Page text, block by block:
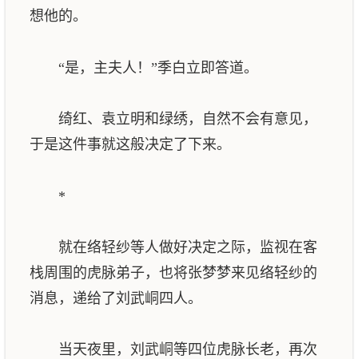
想他的。
“是，主夫人！”季白立即答道。
绮红、袁立明和绿绣，自然不会有意见，
于是这件事就这般决定了下来。
*
就在络轻纱等人做好决定之际，监视在客
栈周围的虎脉弟子，也将张梦梦来见络轻纱的
消息，递给了刘武峒四人。
当天夜里，刘武峒等四位虎脉长老，再次